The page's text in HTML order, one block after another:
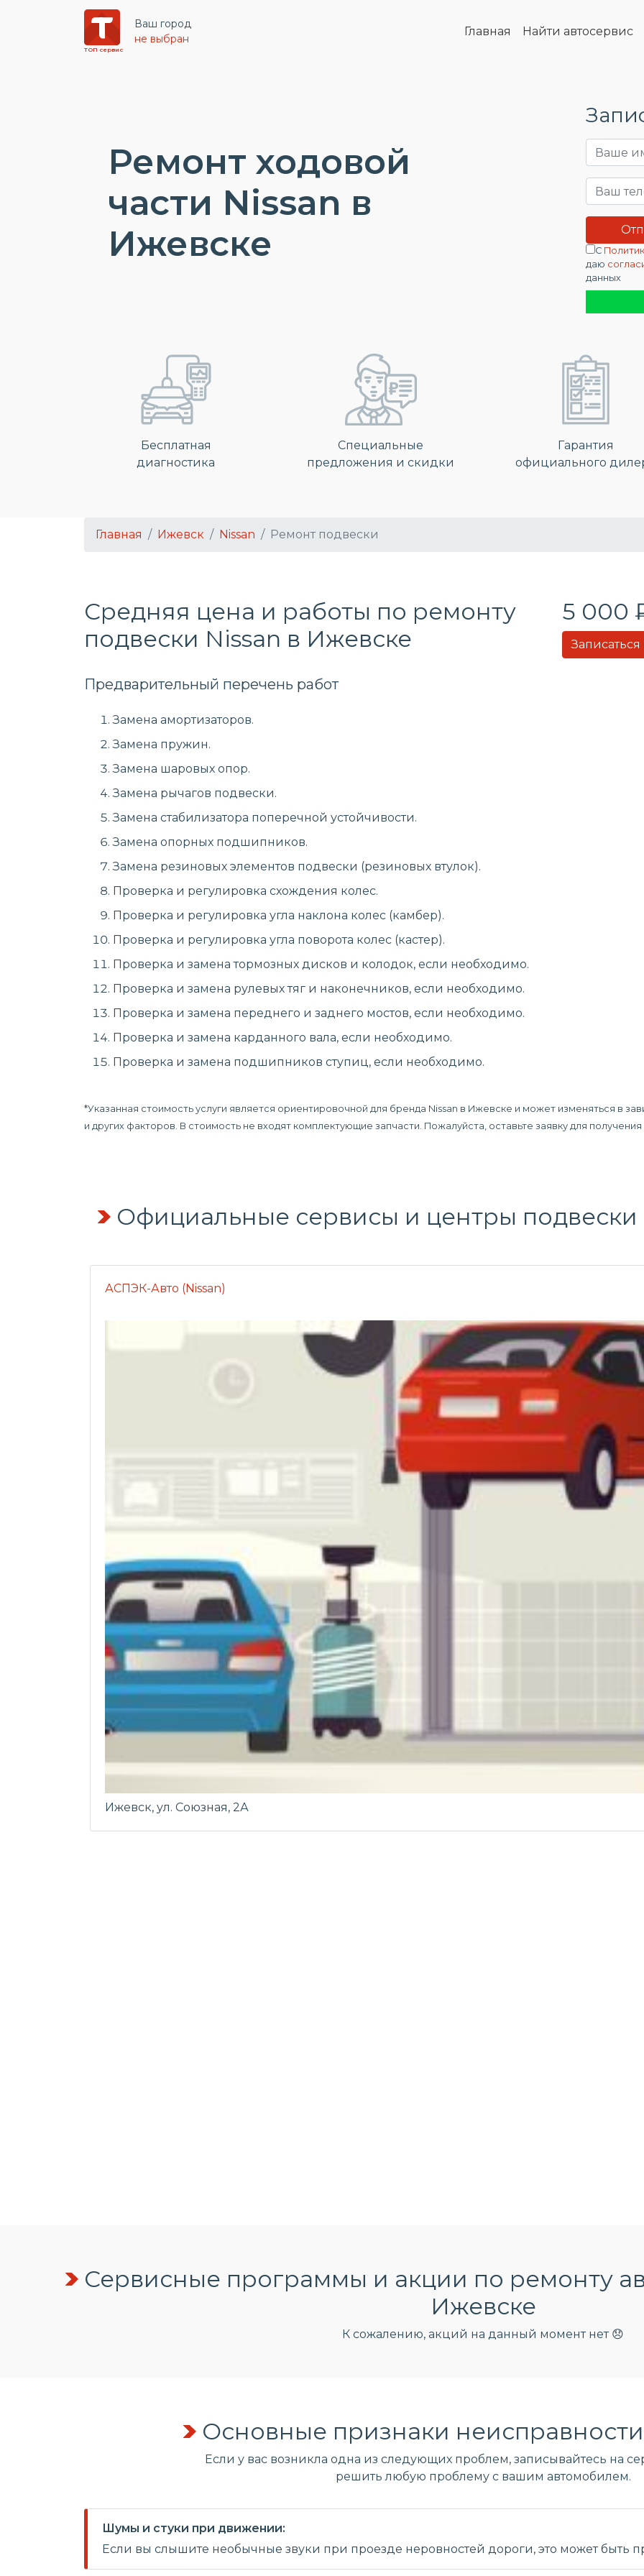
ТОП сервис
Ваш город
не выбран
Главная Найти автосервис
Ремонт ходовой
части Nissan в
Ижевске
С
даю
данных
Бесплатная
диагностика
Специальные
предложения и скидки
Гарантия
официального
Главная Ижевск Nissan Ремонт подвески
Средняя цена и работы по ремонту
подвески Nissan в Ижевске
5 000
Предварительный перечень работ
Замена амортизаторов.
Замена пружин.
Замена шаровых опор.
Замена рычагов подвески.
Замена стабилизатора поперечной устойчивости.
Замена опорных подшипников.
Замена резиновых элементов подвески (резиновых втулок).
Проверка и регулировка схождения колес.
Проверка и регулировка угла наклона колес (камбер).
Проверка и регулировка угла поворота колес (кастер).
Проверка и замена тормозных дисков и колодок, если необходимо.
Проверка и замена рулевых тяг и наконечников, если необходимо.
Проверка и замена переднего и заднего мостов, если необходимо.
Проверка и замена карданного вала, если необходимо.
Проверка и замена подшипников ступиц, если необходимо.
*Указанная стоимость услуги является ориентировочной для бренда Nissan в Ижевске и может изменяться в
и других факторов. В стоимость не входят комплектующие запчасти. Пожалуйста, оставьте заявку для
Официальные сервисы и центры подвески
АСПЭК-Авто (Nissan)
Ижевск, ул. Союзная, 2А
Сервисные программы и акции по ремонту
Ижевске
К сожалению, акций на данный момент нет 😞
Основные признаки
Если у вас возникла одна из следующих проблем, записывайтесь на
решить любую проблему с вашим автомобилем.
Шумы и стуки при движении:
Если вы слышите необычные звуки при проезде неровностей дороги, это может быть